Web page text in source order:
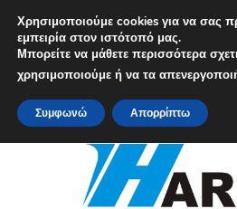
M: info@harlas.gr
Χρησιμοποιούμε cookies για να σας
εμπειρία στον ιστότοπό μας.
Μπορείτε να μάθετε περισσότερα
χρησιμοποιούμε ή να τα
Συμφωνώ Απορρίπτω